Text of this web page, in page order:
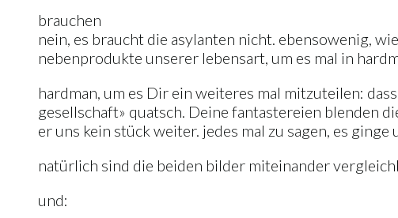
brauchen
nein, es braucht die asylanten nicht. ebensowenig,
nebenprodukte unserer lebensart, um es mal in
hardman, um es Dir ein weiteres mal mitzuteilen:
gesellschaft» quatsch. Deine fantastereien blenden
er uns kein stück weiter. jedes mal zu sagen, es
natürlich sind die beiden bilder miteinander
und: